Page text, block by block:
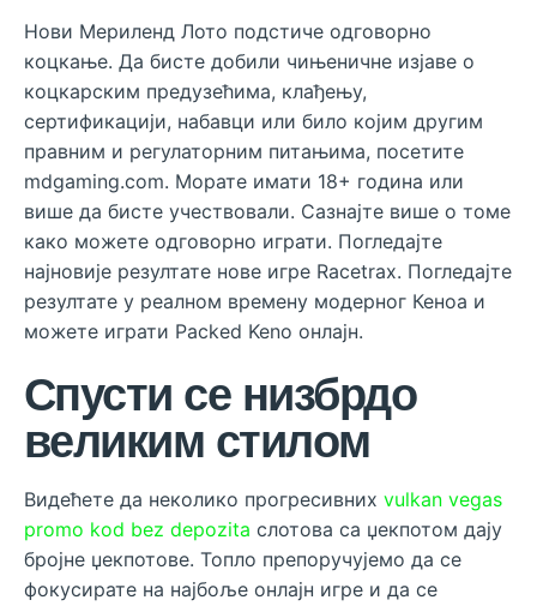
Нови Мериленд Лото подстиче одговорно
коцкање. Да бисте добили чињеничне изјаве о
коцкарским предузећима, клађењу,
сертификацији, набавци или било којим другим
правним и регулаторним питањима, посетите
mdgaming.com. Морате имати 18+ година или
више да бисте учествовали. Сазнајте више о томе
како можете одговорно играти. Погледајте
најновије резултате нове игре Racetrax. Погледајте
резултате у реалном времену модерног Кеноа и
можете играти Packed Keno онлајн.
Спусти се низбрдо
великим стилом
Видећете да неколико прогресивних vulkan vegas
promo kod bez depozita слотова са џекпотом дају
бројне џекпотове. Топло препоручујемо да се
фокусирате на најбоље онлајн игре и да се